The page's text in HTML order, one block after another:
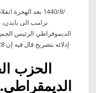
ترامب الى بايدن،
الديموقراطي الرئيس
إدلائه بتصريح قال فيه إن 28‏‏/5‏‏/1442 بعد الهجرة 7‏‏/6‏‏/1442 بعد الهجرة
الحزب